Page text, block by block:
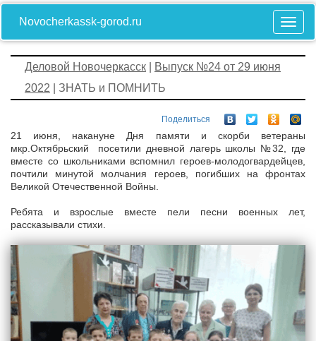
Novocherkassk-gorod.ru
Деловой Новочеркасск
Выпуск №24 от 29 июня
2022 | ЗНАТЬ и ПОМНИТЬ
Поделиться
21 июня, накануне Дня памяти и скорби ветераны
мкр.Октябрьский посетили дневной лагерь школы №32, где
вместе со школьниками вспомнил героев-молодогвардейцев,
почтили минутой молчания героев, погибших на фронтах
Великой Отечественной Войны.
Ребята и взрослые вместе пели песни военных лет,
рассказывали стихи.